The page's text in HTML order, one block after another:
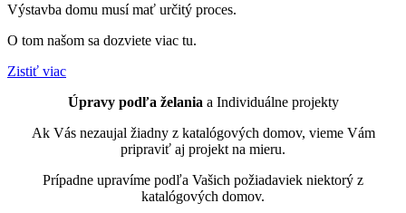
Výstavba domu musí mať určitý proces.
O tom našom sa dozviete viac tu.
Zistiť viac
Úpravy podľa želania a Individuálne projekty
Ak Vás nezaujal žiadny z katalógových domov, vieme Vám
pripraviť aj projekt na mieru.
Prípadne upravíme podľa Vašich požiadaviek niektorý z
katalógových domov.